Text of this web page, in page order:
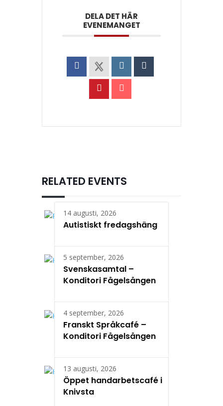
DELA DET HÄR
EVENEMANGET
RELATED EVENTS
14 augusti, 2026
Autistiskt fredagshäng
5 september, 2026
Svenskasamtal –
Konditori Fågelsången
4 september, 2026
Franskt Språkcafé –
Konditori Fågelsången
13 augusti, 2026
Öppet handarbetscafé i
Knivsta